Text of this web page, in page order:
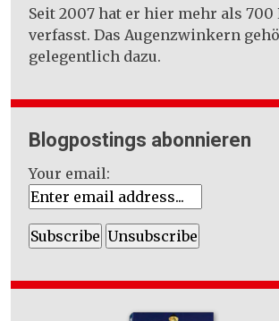
Seit 2007 hat er hier mehr als 700
verfasst. Das Augenzwinkern
gelegentlich dazu.
Blogpostings abonnieren
Your email: